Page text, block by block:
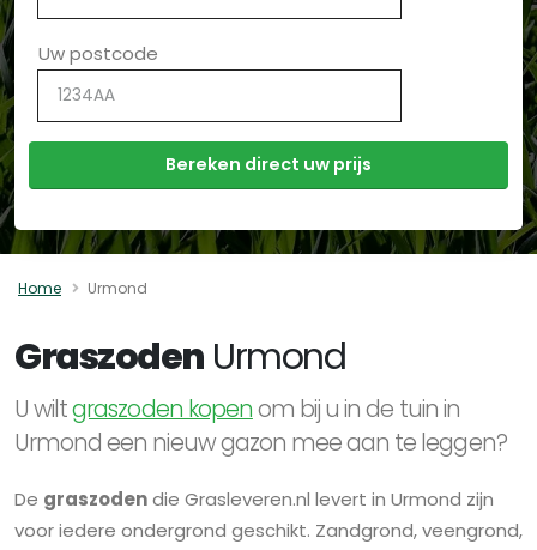
Uw postcode
Home Urmond
Graszoden Urmond
U wiltgraszoden kopenom bij u in de tuin in
Urmond een nieuw gazon mee aan te leggen?
De graszodendie Grasleveren.nl levert in Urmond zijn
voor iedere ondergrond geschikt. Zandgrond, veengrond,